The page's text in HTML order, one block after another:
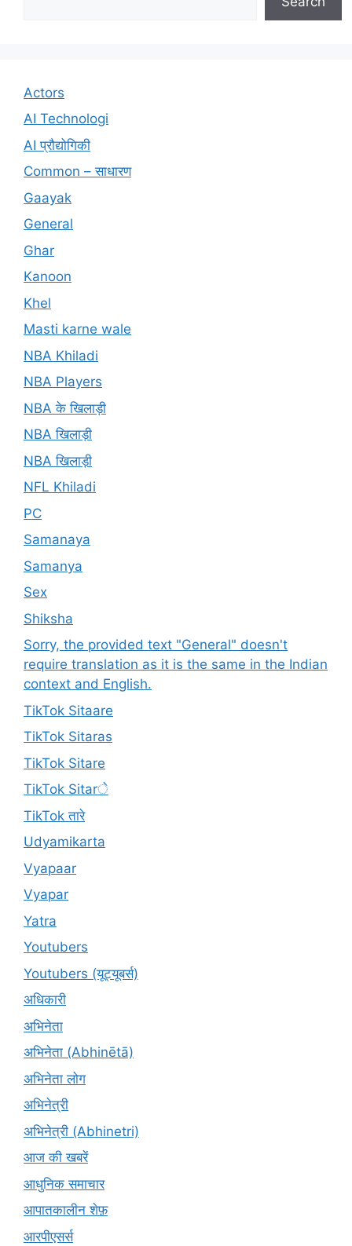
Actors
AI Technologi
AI प्रौद्योगिकी
Common – साधारण
Gaayak
General
Ghar
Kanoon
Khel
Masti karne wale
NBA Khiladi
NBA Players
NBA के खिलाड़ी
NBA खिलाड़ी
NBA खिलाड़ी
NFL Khiladi
PC
Samanaya
Samanya
Sex
Shiksha
Sorry, the provided text "General" doesn't
require translation as it is the same in the Indian
context and English.
TikTok Sitaare
TikTok Sitaras
TikTok Sitare
TikTok Sitarे
TikTok तारे
Udyamikarta
Vyapaar
Vyapar
Yatra
Youtubers
Youtubers (यूट्यूबर्स)
अधिकारी
अभिनेता
अभिनेता (Abhinētā)
अभिनेता लोग
अभिनेत्री
अभिनेत्री (Abhinetri)
आज की खबरें
आधुनिक समाचार
आपातकालीन शेफ़
आरपीएसर्स